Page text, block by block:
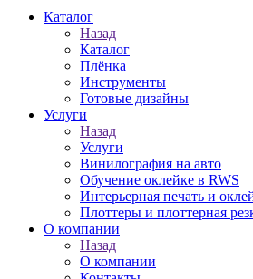
Каталог
Назад
Каталог
Плёнка
Инструменты
Готовые дизайны
Услуги
Назад
Услуги
Винилография на авто
Обучение оклейке в RWS
Интерьерная печать и
Плоттеры и плоттерная
О компании
Назад
О компании